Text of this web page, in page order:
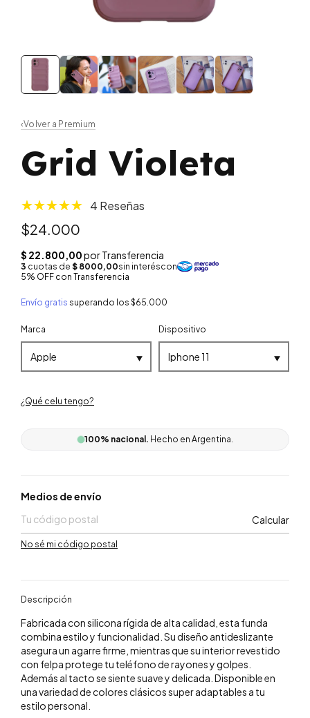
‹Volver a Premium
Grid Violeta
4 Reseñas
$24.000
Envío gratis superando los $65.000
Marca Dispositivo
100% nacional. Hecho en Argentina.
Entregas para el CP:
Medios de envío
Calcular
No sé mi código postal
Descripción
Fabricada con silicona rígida de alta calidad, esta funda
combina estilo y funcionalidad. Su diseño antideslizante
asegura un agarre firme, mientras que su interior revestido
con felpa protege tu teléfono de rayones y golpes.
Además al tacto se siente suave y delicada. Disponible en
una variedad de colores clásicos super adaptables a tu
estilo personal.